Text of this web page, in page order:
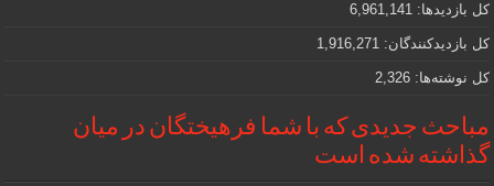
کل بازدیدها: 6,961,141
کل بازدیدکنند‌گان: 1,916,271
کل نوشته‌ها: 2,326
مباحث جدیدی که با شما فرهیختگان در میان
گذاشته شده است